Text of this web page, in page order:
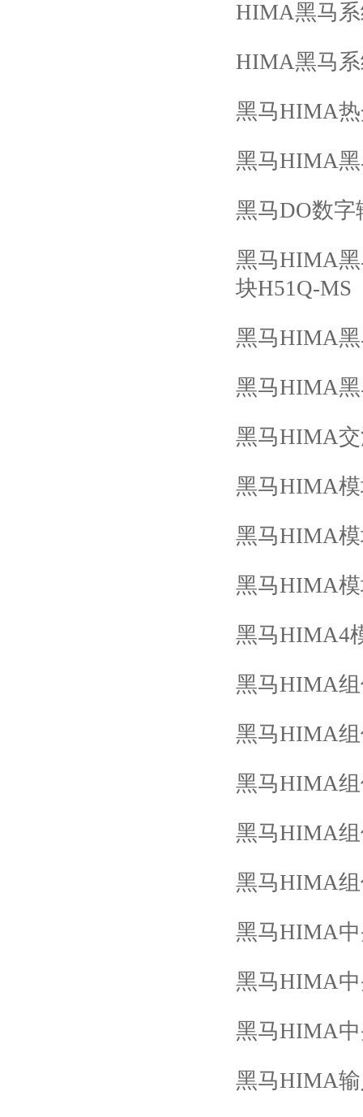
HIMA黑马
HIMA黑马
黑马HIMA
黑马HIMA
黑马DO数字
黑马HIMA
块H51Q-MS
黑马HIMA
黑马HIMA
黑马HIMA
黑马HIMA
黑马HIMA
黑马HIMA
黑马HIMA4
黑马HIMA
黑马HIMA
黑马HIMA
黑马HIMA
黑马HIMA
黑马HIMA
黑马HIMA
黑马HIMA
黑马HIMA